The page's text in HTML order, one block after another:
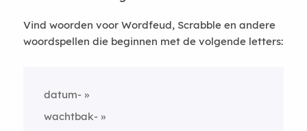
Vind woorden voor Wordfeud, Scrabble en andere
woordspellen die beginnen met de volgende letters:
datum-
wachtbak-